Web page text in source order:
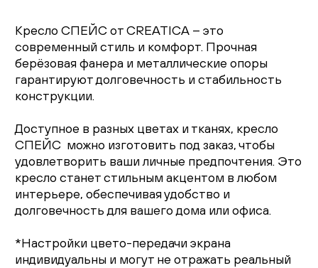
Кресло СПЕЙС от CREATICA – это
современный стиль и комфорт. Прочная
берёзовая фанера и металлические опоры
гарантируют долговечность и стабильность
конструкции.
Доступное в разных цветах и тканях, кресло
СПЕЙС можно изготовить под заказ, чтобы
удовлетворить ваши личные предпочтения. Это
кресло станет стильным акцентом в любом
интерьере, обеспечивая удобство и
долговечность для вашего дома или офиса.
*Настройки цвето-передачи экрана
индивидуальны и могут не отражать реальный